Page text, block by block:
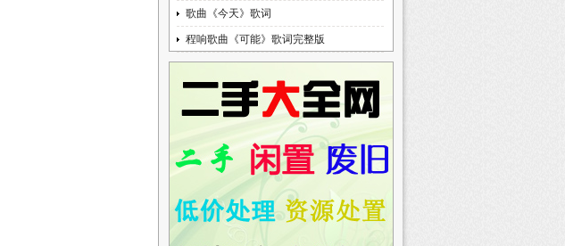
歌曲《今天》歌词
程响歌曲《可能》歌词完整版